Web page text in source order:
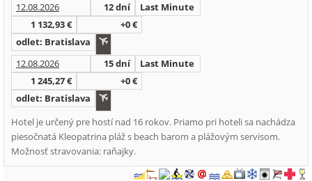
12.08.2026
12 dní
Last Minute
1 132,93 €
+0 €
odlet: Bratislava
12.08.2026
15 dní
Last Minute
1 245,27 €
+0 €
odlet: Bratislava
Hotel je určený pre hostí nad 16 rokov. Priamo pri hoteli sa nachádza
piesočnatá Kleopatrina pláž s beach barom a plážovým servisom.
Možnosť stravovania: raňajky.